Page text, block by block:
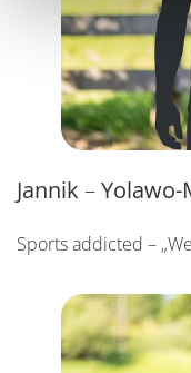
Jannik –Yolawo-
Sports addicted –